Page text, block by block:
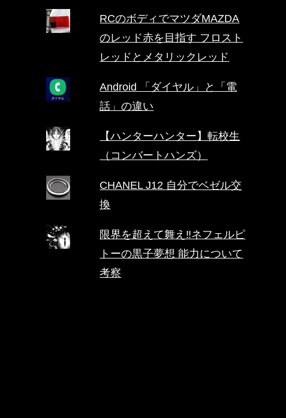
RCのボディでマツダMAZDA
のレッド赤を目指す フロスト
レッドとメタリックレッド
Android 「ダイヤル」と「電
話」の違い
【ハンターハンター】転校生
（コンバートハンズ）
CHANEL J12 自分でベゼル交
換
限界を超えて舞え‼ネフェルピ
トーの黒子夢想 能力について
考察